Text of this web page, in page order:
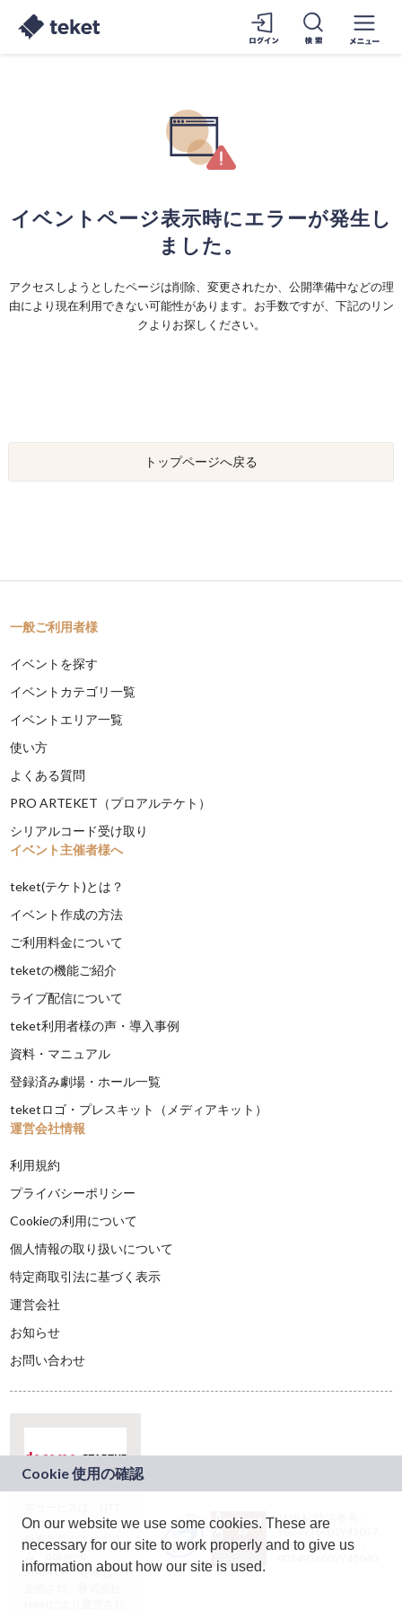
イベントページ表示時にエラーが発生し
ました。
アクセスしようとしたページは削除、変更されたか、公開準備中などの理
由により現在利用できない可能性があります。お手数ですが、下記のリン
クよりお探しください。
トップページへ戻る
一般ご利用者様
イベントを探す
イベントカテゴリ一覧
イベントエリア一覧
使い方
よくある質問
PRO ARTEKET（プロアルテケト）
シリアルコード受け取り
イベント主催者様へ
teket(テケト)とは？
イベント作成の方法
ご利用料金について
teketの機能ご紹介
ライブ配信について
teket利用者様の声・導入事例
資料・マニュアル
登録済み劇場・ホール一覧
teketロゴ・プレスキット（メディアキット）
運営会社情報
利用規約
プライバシーポリシー
Cookieの利用について
個人情報の取り扱いについて
特定商取引法に基づく表示
運営会社
お知らせ
お問い合わせ
ドコモグループの新
規事業創出プログラ
ム「docomo
STARTUP」を通じて
JASRAC許諾番号：
9024936001Y45037
JASRAC許諾番号：
On our website we use some cookies. These are
necessary for our site to work properly and to give us
information about how our site is used.